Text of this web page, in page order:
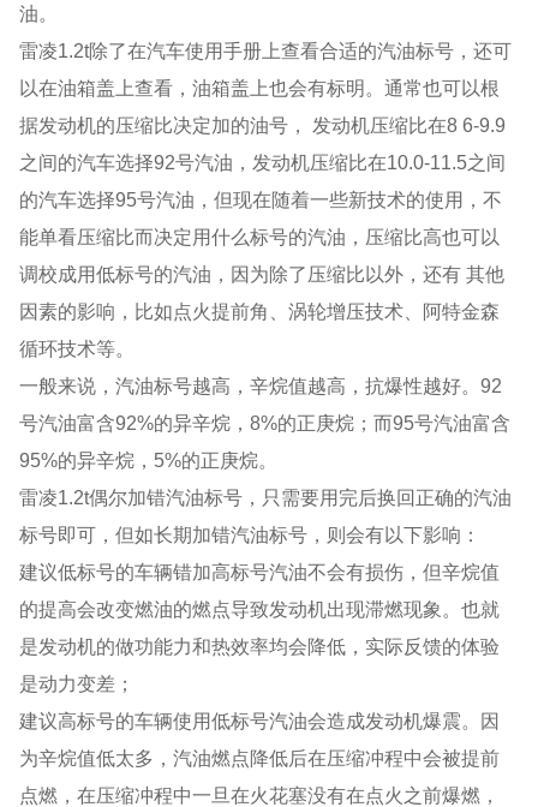
油。
雷凌1.2t除了在汽车使用手册上查看合适的汽油标号，还可
以在油箱盖上查看，油箱盖上也会有标明。通常也可以根
据发动机的压缩比决定加的油号， 发动机压缩比在8 6-9.9
之间的汽车选择92号汽油，发动机压缩比在10.0-11.5之间
的汽车选择95号汽油，但现在随着一些新技术的使用，不
能单看压缩比而决定用什么标号的汽油，压缩比高也可以
调校成用低标号的汽油，因为除了压缩比以外，还有 其他
因素的影响，比如点火提前角、涡轮增压技术、阿特金森
循环技术等。
一般来说，汽油标号越高，辛烷值越高，抗爆性越好。92
号汽油富含92%的异辛烷，8%的正庚烷；而95号汽油富含
95%的异辛烷，5%的正庚烷。
雷凌1.2t偶尔加错汽油标号，只需要用完后换回正确的汽油
标号即可，但如长期加错汽油标号，则会有以下影响：
建议低标号的车辆错加高标号汽油不会有损伤，但辛烷值
的提高会改变燃油的燃点导致发动机出现滞燃现象。也就
是发动机的做功能力和热效率均会降低，实际反馈的体验
是动力变差；
建议高标号的车辆使用低标号汽油会造成发动机爆震。因
为辛烷值低太多，汽油燃点降低后在压缩冲程中会被提前
点燃，在压缩冲程中一旦在火花塞没有在点火之前爆燃，